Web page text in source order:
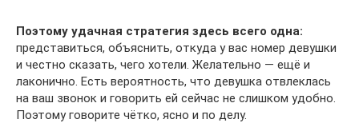
Поэтому удачная стратегия здесь всего одна:
представиться, объяснить, откуда у вас номер девушки
и честно сказать, чего хотели. Желательно — ещё и
лаконично. Есть вероятность, что девушка отвлеклась
на ваш звонок и говорить ей сейчас не слишком удобно.
Поэтому говорите чётко, ясно и по делу.